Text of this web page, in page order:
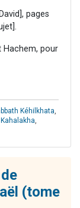
pages
Hachem, pour
Kéhilkhata,
,
(tome